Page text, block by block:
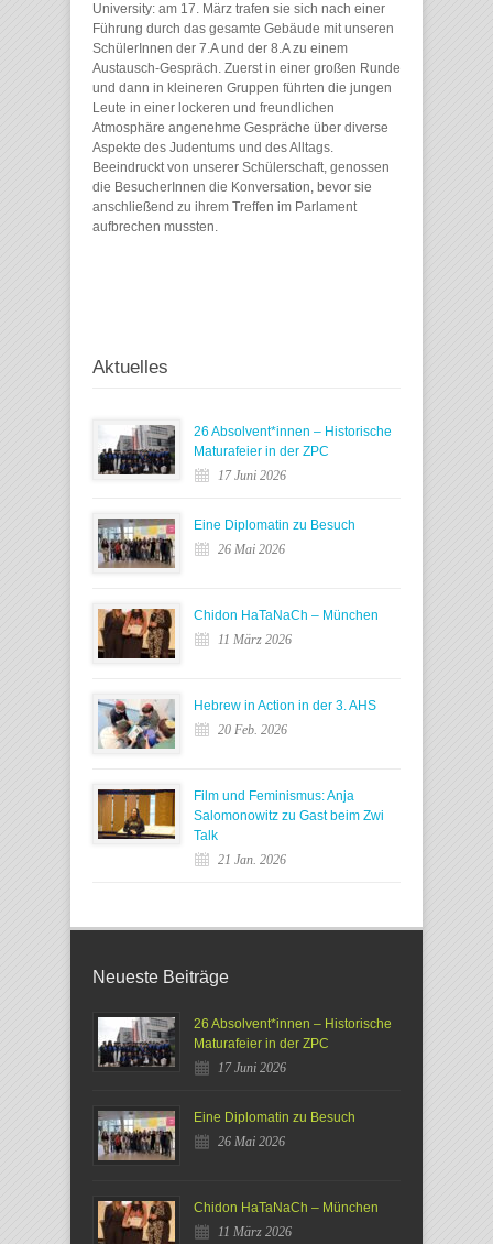
University: am 17. März trafen sie sich nach einer
Führung durch das gesamte Gebäude mit unseren
SchülerInnen der 7.A und der 8.A zu einem
Austausch-Gespräch. Zuerst in einer großen Runde
und dann in kleineren Gruppen führten die jungen
Leute in einer lockeren und freundlichen
Atmosphäre angenehme Gespräche über diverse
Aspekte des Judentums und des Alltags.
Beeindruckt von unserer Schülerschaft, genossen
die BesucherInnen die Konversation, bevor sie
anschließend zu ihrem Treffen im Parlament
aufbrechen mussten.
Aktuelles
26 Absolvent*innen – Historische
Maturafeier in der ZPC
17 Juni 2026
Eine Diplomatin zu Besuch
26 Mai 2026
Chidon HaTaNaCh – München
11 März 2026
Hebrew in Action in der 3. AHS
20 Feb. 2026
Film und Feminismus: Anja
Salomonowitz zu Gast beim Zwi
Talk
21 Jan. 2026
Neueste Beiträge
26 Absolvent*innen – Historische
Maturafeier in der ZPC
17 Juni 2026
Eine Diplomatin zu Besuch
26 Mai 2026
Chidon HaTaNaCh – München
11 März 2026